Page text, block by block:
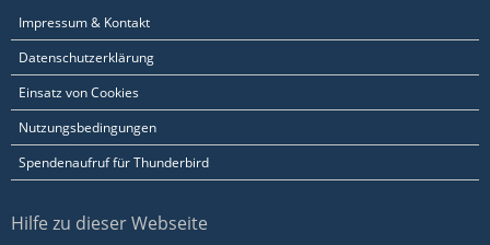
Impressum & Kontakt
Datenschutzerklärung
Einsatz von Cookies
Nutzungsbedingungen
Spendenaufruf für Thunderbird
Hilfe zu dieser Webseite